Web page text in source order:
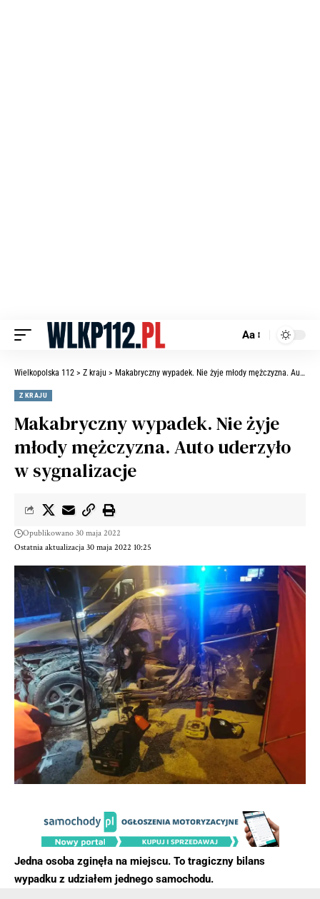
Aa
Wielkopolska 112 > Z kraju > Makabryczny wypadek. Nie żyje młody mężczyzna. Auto uderzyło w sygnalizacje
Z KRAJU
Makabryczny wypadek. Nie żyje
młody mężczyzna. Auto uderzyło
w sygnalizacje
Ostatnia aktualizacja 30 maja 2022 10:25
Opublikowano 30 maja 2022
Jedna osoba zginęła na miejscu. To tragiczny bilans
wypadku z udziałem jednego samochodu.